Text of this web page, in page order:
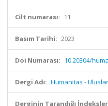
Cilt numarası: 11
Basım Tarihi: 2023
Doi Numarası: 10.20304/
Dergi Adı: Humanitas -
Derginin Tarandığı